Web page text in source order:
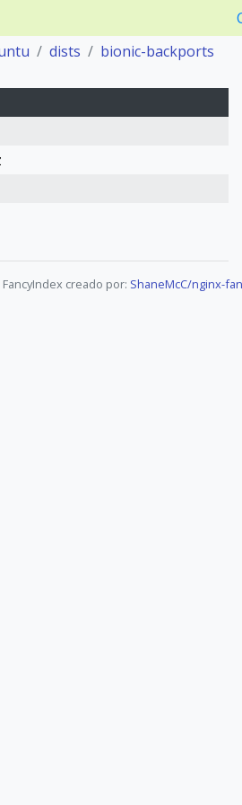
dists
bionic-backports
creado por: ShaneMcC/nginx-